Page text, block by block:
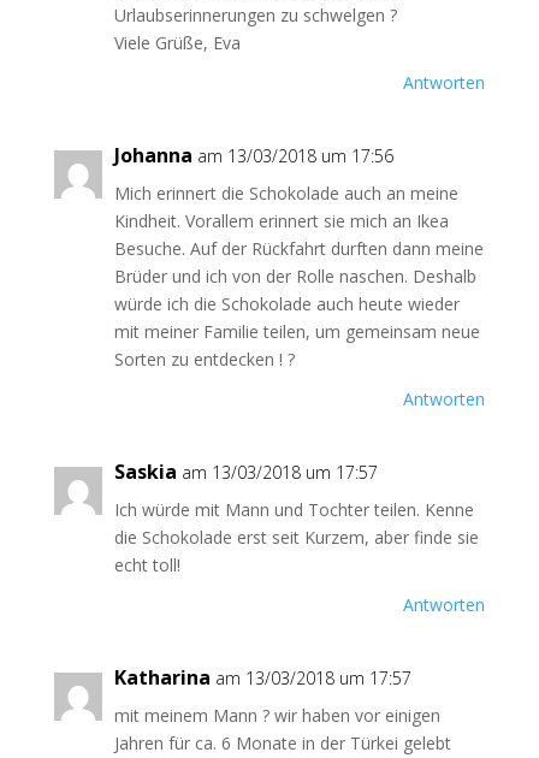
Urlaubserinnerungen zu schwelgen ?
Viele Grüße, Eva
Antworten
Johanna am 13/03/2018 um 17:56
Mich erinnert die Schokolade auch an meine
Kindheit. Vorallem erinnert sie mich an Ikea
Besuche. Auf der Rückfahrt durften dann meine
Brüder und ich von der Rolle naschen. Deshalb
würde ich die Schokolade auch heute wieder
mit meiner Familie teilen, um gemeinsam neue
Sorten zu entdecken ! ?
Antworten
Saskia am 13/03/2018 um 17:57
Ich würde mit Mann und Tochter teilen. Kenne
die Schokolade erst seit Kurzem, aber finde sie
echt toll!
Antworten
Katharina am 13/03/2018 um 17:57
mit meinem Mann ? wir haben vor einigen
Jahren für ca. 6 Monate in der Türkei gelebt